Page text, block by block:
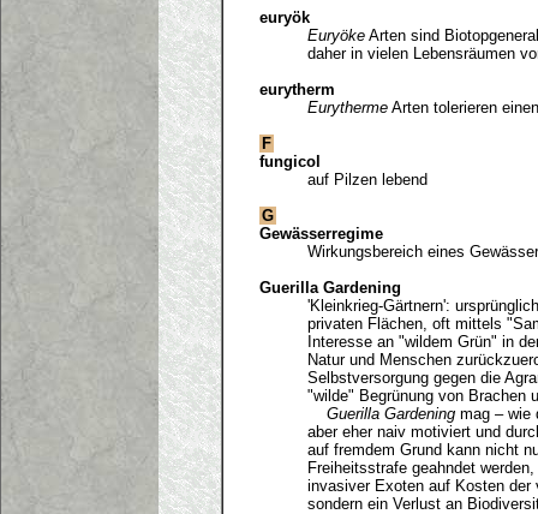
euryök
Euryöke Arten sind
daher in vielen Lebensräumen
eurytherm
Eurytherme Arten tolerieren
F
fungicol
auf Pilzen lebend
G
Gewässerregime
Wirkungsbereich eines
Guerilla Gardening
'Kleinkrieg-Gärtnern':
privaten Flächen, oft mittels
Interesse an "wildem Grün" in
Natur und Menschen
Selbstversorgung gegen die
"wilde" Begrünung von Brachen
Guerilla Gardening mag – wie
aber eher naiv motiviert und
auf fremdem Grund kann nicht
Freiheitsstrafe geahndet
invasiver Exoten auf Kosten der
sondern ein Verlust an